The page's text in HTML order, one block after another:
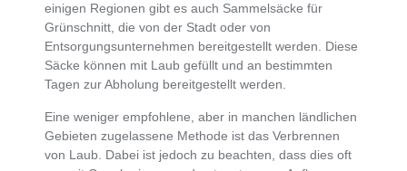
einigen Regionen gibt es auch Sammelsäcke für
Grünschnitt, die von der Stadt oder von
Entsorgungsunternehmen bereitgestellt werden. Diese
Säcke können mit Laub gefüllt und an bestimmten
Tagen zur Abholung bereitgestellt werden.
Eine weniger empfohlene, aber in manchen ländlichen
Gebieten zugelassene Methode ist dasVerbrennen
von Laub . Dabei ist jedoch zu beachten, dass diesoft